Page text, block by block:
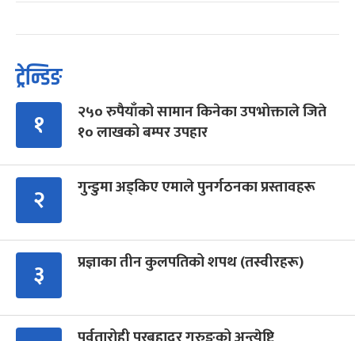
ट्रेन्डिङ
१
२५० रुपैयाँको सामान किनेका उपभोक्ताले जिते
१० लाखको बम्पर उपहार
२ गुन्डुमा अड्किए एमाले पुनर्गठनका प्रस्तावहरू
३ प्रज्ञाका तीन कुलपतिको शपथ (तस्वीरहरू)